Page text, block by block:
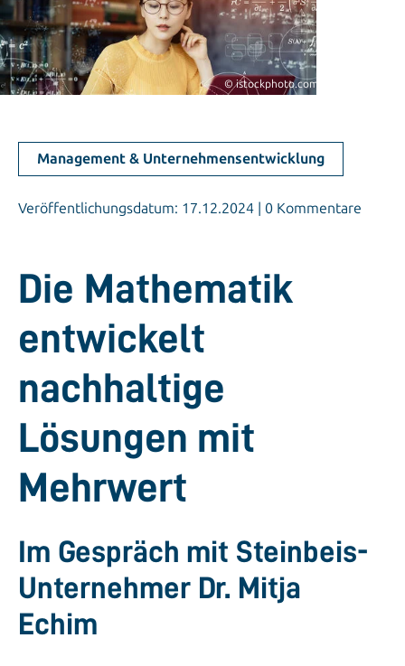
© istockphoto.com/metamorworks
Management & Unternehmensentwicklung
Veröffentlichungsdatum: 17.12.2024 | 0 Kommentare
Die Mathematik
entwickelt
nachhaltige
Lösungen mit
Mehrwert
Im Gespräch mit Steinbeis-
Unternehmer Dr. Mitja
Echim